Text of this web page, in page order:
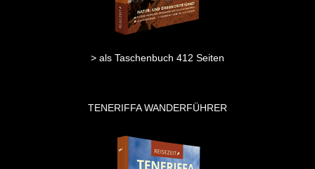
> als Taschenbuch 412 Seiten
TENERIFFA WANDERFÜHRER